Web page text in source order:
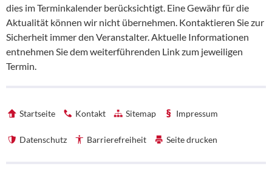
dies im Terminkalender berücksichtigt. Eine Gewähr für die
Aktualität können wir nicht übernehmen. Kontaktieren Sie zur
Sicherheit immer den Veranstalter. Aktuelle Informationen
entnehmen Sie dem weiterführenden Link zum jeweiligen
Termin.
Startseite Kontakt Sitemap Impressum
Datenschutz Barrierefreiheit Seite drucken